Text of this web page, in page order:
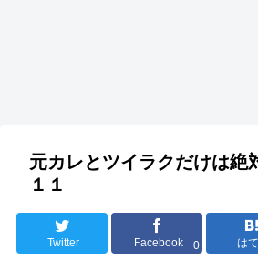
元カレとツイラクだけは絶
１１
Twitter Facebook 0 は